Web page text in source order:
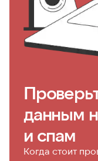
данным
и спам
Когда стоит